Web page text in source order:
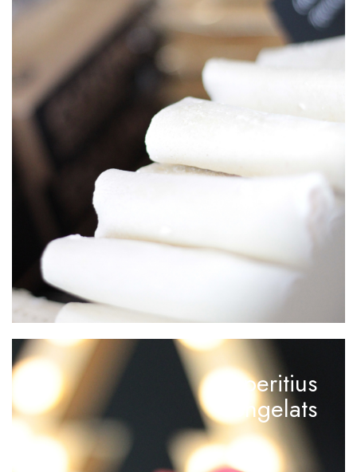
Aperitius
congelats